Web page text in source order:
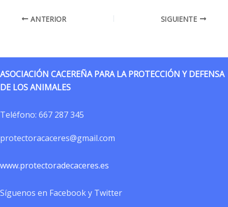
ANTERIOR SIGUIENTE
ASOCIACIÓN CACEREÑA PARA LA PROTECCIÓN Y DEFENSA
DE LOS ANIMALES
Teléfono: 667 287 345
protectoracaceres@gmail.com
www.protectoradecaceres.es
Síguenos en Facebook y Twitter